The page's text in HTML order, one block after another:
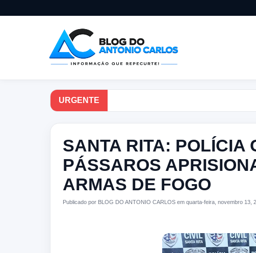
URGENTE
SANTA RITA: POLÍCIA
PÁSSAROS
ARMAS DE FOGO
Publicado por BLOG DO ANTONIO CARLOS em quarta-feira, novembro 13,